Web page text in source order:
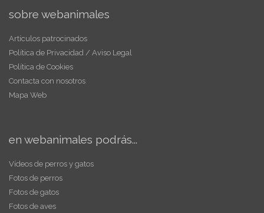
sobre webanimales
Artículos patrocinados
Política de Privacidad / Aviso Legal
Política de Cookies
Contacta con nosotros
Mapa Web
en webanimales podrás...
Vídeos de perros y gatos
Fotos de perros
Fotos de gatos
Fotos de aves